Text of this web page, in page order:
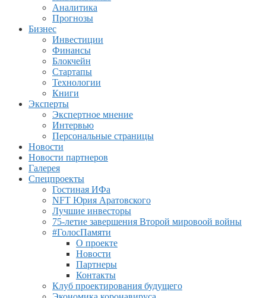
Аналитика
Прогнозы
Бизнес
Инвестиции
Финансы
Блокчейн
Стартапы
Технологии
Книги
Эксперты
Экспертное мнение
Интервью
Персональные страницы
Новости
Новости партнеров
Галерея
Спецпроекты
Гостиная ИФа
NFT Юрия Аратовского
Лучшие инвесторы
75-летие завершения Второй мировоой войны
#ГолосПамяти
О проекте
Новости
Партнеры
Контакты
Клуб проектирования будущего